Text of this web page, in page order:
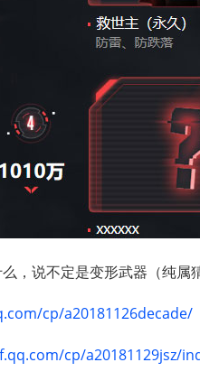
，说不定是变形武器（纯属
cp/a20181126decade/
cp/a20181129jsz/